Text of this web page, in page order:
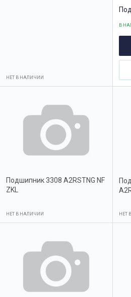
НЕТ В НАЛИЧИИ
В
Подшипник 3308 A2RSTNG NF
ZKL
НЕТ В НАЛИЧИИ НЕТ